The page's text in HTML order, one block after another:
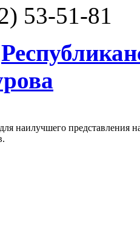
53-51-81
наилучшего представления